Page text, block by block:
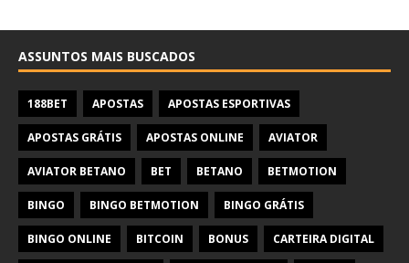
ASSUNTOS MAIS BUSCADOS
188BET APOSTAS APOSTAS ESPORTIVAS
APOSTAS GRÁTIS APOSTAS ONLINE AVIATOR
AVIATOR BETANO BET BETANO BETMOTION
BINGO BINGO BETMOTION BINGO GRÁTIS
BINGO ONLINE BITCOIN BONUS CARTEIRA DIGITAL